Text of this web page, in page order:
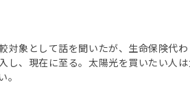
対象として話を聞いたが、生命保険代
し、現在に至る。太陽光を買いたい人